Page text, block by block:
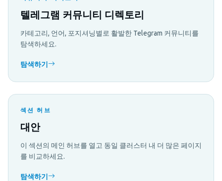
텔레그램 커뮤니티 디렉토리
카테고리, 언어, 포지셔닝별로 활발한 Telegram 커뮤니티를
탐색하세요.
탐색하기
섹션 허브
대안
이 섹션의 메인 허브를 열고 동일 클러스터 내 더 많은 페이지
를 비교하세요.
탐색하기